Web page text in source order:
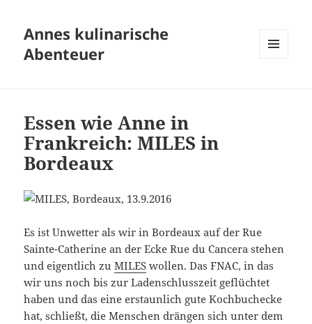
Annes kulinarische
Abenteuer
Essen wie Anne in
Frankreich: MILES in
Bordeaux
Es ist Unwetter als wir in Bordeaux auf der Rue
Sainte-Catherine an der Ecke Rue du Cancera stehen
und eigentlich zuMILES wollen. Das FNAC, in das
wir uns noch bis zur Ladenschlusszeit geflüchtet
haben und das eine erstaunlich gute Kochbuchecke
hat, schließt, die Menschen drängen sich unter dem